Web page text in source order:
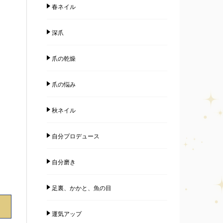
春ネイル
深爪
爪の乾燥
爪の悩み
秋ネイル
自分プロデュース
自分磨き
足裏、かかと、魚の目
運気アップ